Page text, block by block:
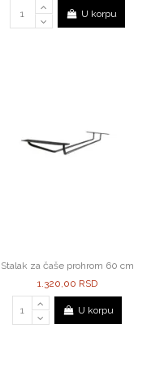
U korpu
Stalak za čaše prohrom 60 cm
1.320,00 RSD
U korpu